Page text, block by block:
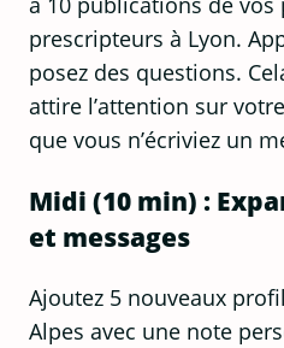
prescripteurs à Lyon.
posez des questions.
attire l’attention sur
que vous n’écriviez un
Midi (10 min) :
et messages
Ajoutez 5 nouveaux
Alpes avec une note